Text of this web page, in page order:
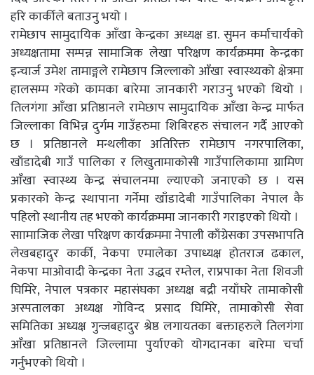
हरि कार्कीले बताउनु भयो ।
रामेछाप सामुदायिक आँखा केन्द्रका अध्यक्ष डा. सुमन कर्माचार्यको
अध्यक्षतामा सम्पन्न सामाजिक लेखा परिक्षण कार्यक्रममा केन्द्रका
इन्चार्ज उमेश तामाङ्गले रामेछाप जिल्लाको आँखा स्वास्थ्यको क्षेत्रमा
हालसम्म गरेको कामका बारेमा जानकारी गराउनु भएको थियो ।
तिलगंगा आँखा प्रतिष्ठानले रामेछाप सामुदायिक आँखा केन्द्र मार्फत
जिल्लाका विभिन्न दुर्गम गाउँहरुमा शिबिरहरु संचालन गर्दै आएको
छ । प्रतिष्ठानले मन्थलीका अतिरिक्त रामेछाप नगरपालिका,
खाँडादेबी गाउँ पालिका र लिखुतामाकोसी गाउँपालिकामा ग्रामिण
आँखा स्वास्थ्य केन्द्र संचालनमा ल्याएको जनाएको छ । यस
प्रकारको केन्द्र स्थापाना गर्नेमा खाँडादेबी गाउँपालिका नेपाल कै
पहिलो स्थानीय तह भएको कार्यक्रममा जानकारी गराइएको थियो ।
साामाजिक लेखा परिक्षण कार्यक्रममा नेपाली काँग्रेसका उपसभापति
लेखबहादुर कार्की, नेकपा एमालेका उपाध्यक्ष होतराज ढकाल,
नेकपा माओवादी केन्द्रका नेता उद्धव रम्तेल, राप्रपाका नेता शिवजी
घिमिरे, नेपाल पत्रकार महासंघका अध्यक्ष बद्री नयाँघरे तामाकोसी
अस्पतालका अध्यक्ष गोविन्द प्रसाद घिमिरे, तामाकोसी सेवा
समितिका अध्यक्ष गुन्जबहादुर श्रेष्ठ लगायतका बक्ताहरुले तिलगंगा
आँखा प्रतिष्ठानले जिल्लामा पुर्याएको योगदानका बारेमा चर्चा
गर्नुभएको थियो ।